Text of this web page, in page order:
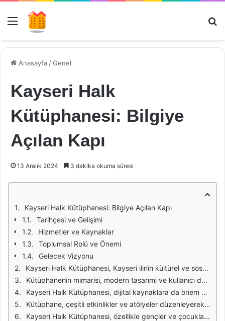
Menü
Anasayfa /Genel
Kayseri Halk
Kütüphanesi: Bilgiye
Açılan Kapı
13 Aralık 2024 3 dakika okuma süresi
Kayseri Halk Kütüphanesi: Bilgiye Açılan Kapı
Tarihçesi ve Gelişimi
Hizmetler ve Kaynaklar
Toplumsal Rolü ve Önemi
Gelecek Vizyonu
Kayseri Halk Kütüphanesi, Kayseri ilinin kültürel ve sosyal yaşamında önemli bir yere sahiptir. 1980 yılından bu yana hizmet veren kütüphane, hem öğrenciler hem de araştırmacılar için zengin bir bilgi kaynağı oluşturur. Kütüphanenin geniş koleksiyonu, çeşitli konularda kitaplar, dergiler ve diğer kaynakları içerir. Bu yönüyle Kayseri Halk Kütüphanesi, bilgi arayışında olan herkes için erişilebilir bir mekan sunmaktadır.
Kütüphanenin mimarisi, modern tasarımı ve kullanıcı dostu düzeni ile dikkat çekmektedir. Geniş okuma alanları ve çalışma odaları, ziyaretçilerin rahatça çalışabileceği bir ortam sağlar. Ayrıca, kütüphanenin içerisinde çocuklar için özel alanlar ve etkinlikler düzenlenmektedir. Bu durum, kütüphanenin sadece bir bilgi kaynağı olmanın ötesinde, toplumsal bir buluşma noktası haline gelmesine katkıda bulunmaktadır.
Kayseri Halk Kütüphanesi, dijital kaynaklara da önem vermektedir. Kütüphanenin web sitesi üzerinden erişilebilen e-kitaplar ve dijital dergiler, okuyuculara kesintisiz bir bilgi akışı sağlar. Bu özellik, özellikle uzaktan eğitim dönemlerinde büyük bir avantaj sunmuştur. Kullanıcılar, istedikleri kaynaklara anında ulaşabilmekte ve araştırmalarını daha verimli bir şekilde gerçekleştirebilmektedir.
Kütüphane, çeşitli etkinlikler ve atölyeler düzenleyerek topluma katkıda bulunmayı hedeflemektedir. Yazar söyleşileri, kitap tanıtımları ve okuma etkinlikleri gibi organizasyonlar, kütüphanenin sosyal rolünü pekiştirmektedir. Bu tür etkinlikler, hem yerel yazarların tanıtımını sağlamaktadır hem de okuyucuların farklı bakış açıları kazanmasına olanak tanımaktadır.
Kayseri Halk Kütüphanesi, özellikle gençler ve çocuklar için çeşitli okuma programları sunmaktadır. Bu programlar, okuma alışkanlığını teşvik etmek ve çocukların kitaplarla olan bağını güçlendirmek amacıyla düzenlenmektedir. Kütüphanede düzenlenen yaz okulu etkinlikleri, çocukların eğlenceli bir şekilde bilgi edinmelerine yardımcı olmaktadır. Böylece, kütüphane geleceğin okurlarını ve yazarlarını yetiştirmeye katkıda bulunmaktadır.